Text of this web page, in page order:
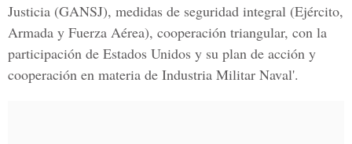
Justicia (GANSJ), medidas de seguridad integral (Ejército,
Armada y Fuerza Aérea), cooperación triangular, con la
participación de Estados Unidos y su plan de acción y
cooperación en materia de Industria Militar Naval'.